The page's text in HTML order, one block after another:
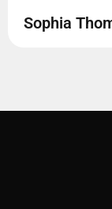
Sophia